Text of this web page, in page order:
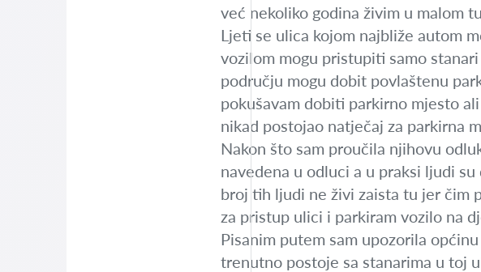
već nekoliko godina živim u malom
Ljeti se ulica kojom najbliže autom
vozilom mogu pristupiti samo
području mogu dobit povlaštenu
pokušavam dobiti parkirno mjesto
nikad postojao natječaj za parkirna
Nakon što sam proučila njihovu
navedena u odluci a u praksi ljudi
broj tih ljudi ne živi zaista tu jer čim
za pristup ulici i parkiram vozilo na
Pisanim putem sam upozorila
trenutno postoje sa stanarima u toj